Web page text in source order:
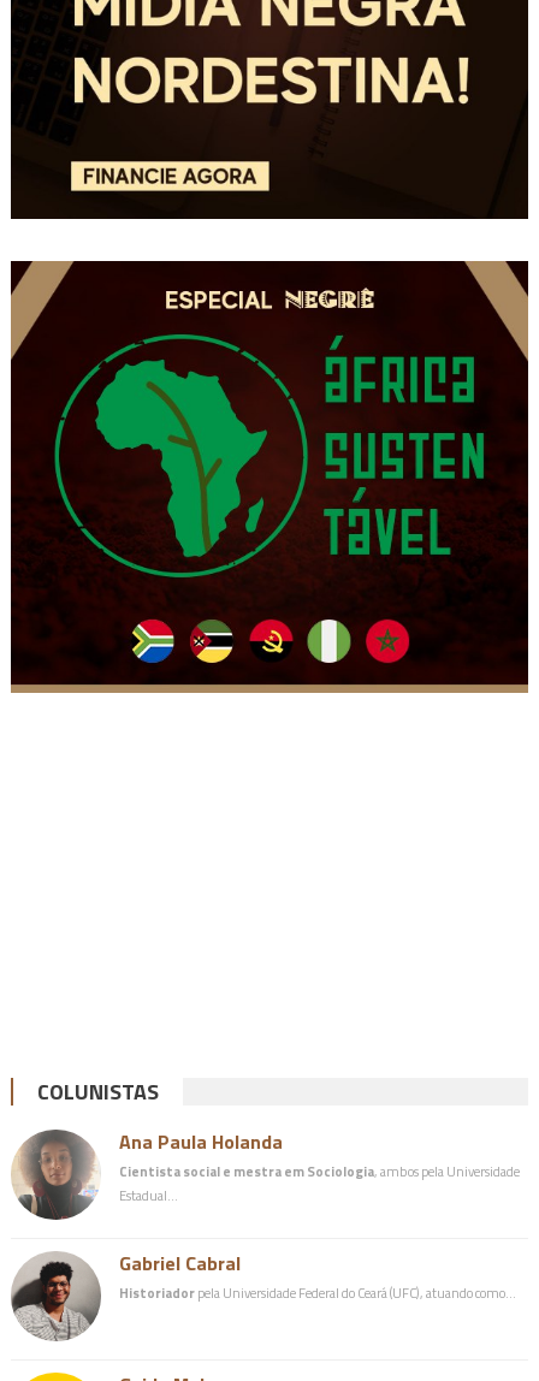
COLUNISTAS
Ana Paula Holanda
Cientista social e mestra em Sociologia, ambos pela Universidade
Estadual…
Gabriel Cabral
Historiadorpela Universidade Federal do Ceará (UFC), atuando como…